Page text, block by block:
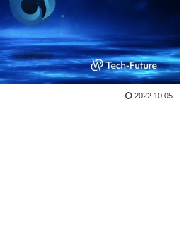
2022.10.05